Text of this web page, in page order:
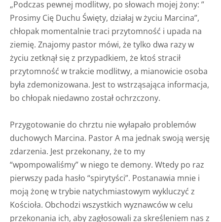
„Podczas pewnej modlitwy, po słowach mojej żony: ”
Prosimy Cię Duchu Święty, działaj w życiu Marcina”,
chłopak momentalnie traci przytomność i upada na
ziemię. Znajomy pastor mówi, że tylko dwa razy w
życiu zetknął się z przypadkiem, że ktoś stracił
przytomność w trakcie modlitwy, a mianowicie osoba
była zdemonizowana. Jest to wstrząsająca informacja,
bo chłopak niedawno został ochrzczony.
Przygotowanie do chrztu nie wyłapało problemów
duchowych Marcina. Pastor A ma jednak swoją wersję
zdarzenia. Jest przekonany, że to my
“wpompowaliśmy” w niego te demony. Wtedy po raz
pierwszy pada hasło “spirytyści”. Postanawia mnie i
moją żonę w trybie natychmiastowym wykluczyć z
Kościoła. Obchodzi wszystkich wyznawców w celu
przekonania ich, aby zagłosowali za skreśleniem nas z